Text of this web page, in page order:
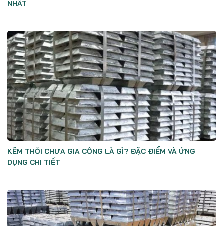
NHẤT
KẼM THỎI CHƯA GIA CÔNG LÀ GÌ? ĐẶC ĐIỂM VÀ ỨNG
DỤNG CHI TIẾT